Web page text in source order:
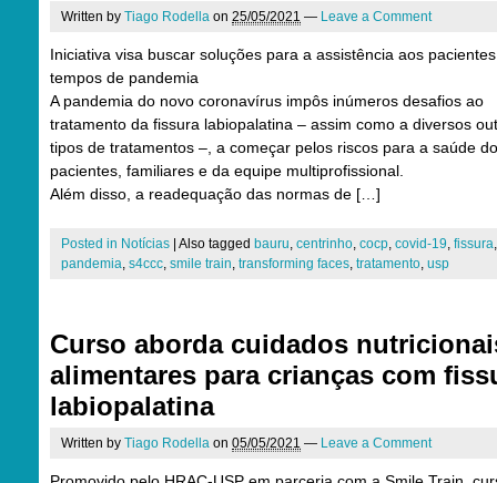
Written by Tiago Rodella on 25/05/2021 — Leave a Comment
Iniciativa visa buscar soluções para a assistência aos
tempos de pandemia
A pandemia do novo coronavírus impôs inúmeros desafios ao
tratamento da fissura labiopalatina – assim como a diversos
tipos de tratamentos –, a começar pelos riscos para a saúde
pacientes, familiares e da equipe multiprofissional.
Além disso, a readequação das normas de […]
Posted in Notícias Also tagged bauru, centrinho, cocp, covid-19, fissura
pandemia, s4ccc, smile train, transforming faces, tratamento, usp
Curso aborda cuidados
alimentares para crianças com
labiopalatina
Written by Tiago Rodella on 05/05/2021 — Leave a Comment